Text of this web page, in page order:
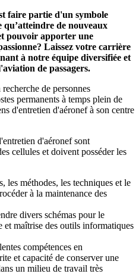
faire partie d'un symbole
qu’atteindre de nouveaux
pouvoir apporter une
Laissez votre carrière
à notre équipe diversifiée et
de passagers.
de personnes
permanents à temps plein de
d'entretien d'aéronef à son centre
d'aéronef sont
cellules et doivent posséder les
les méthodes, les techniques et le
à la maintenance des
divers schémas pour le
et maîtrise des outils informatiques
compétences en
et capacité de conserver une
un milieu de travail très